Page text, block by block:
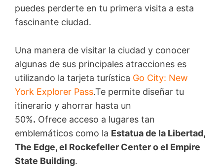
puedes perderte en tu primera visita a esta
fascinante ciudad.
Una manera de visitar la ciudad y conocer
algunas de sus principales atracciones es
utilizando la tarjeta turística Go City: New
York Explorer Pass.Te permite diseñar tu
itinerario y ahorrar hasta un
50%. Ofrece acceso a lugares tan
emblemáticos como la Estatua de la Libertad,
The Edge, el Rockefeller Center o el Empire
State Building.